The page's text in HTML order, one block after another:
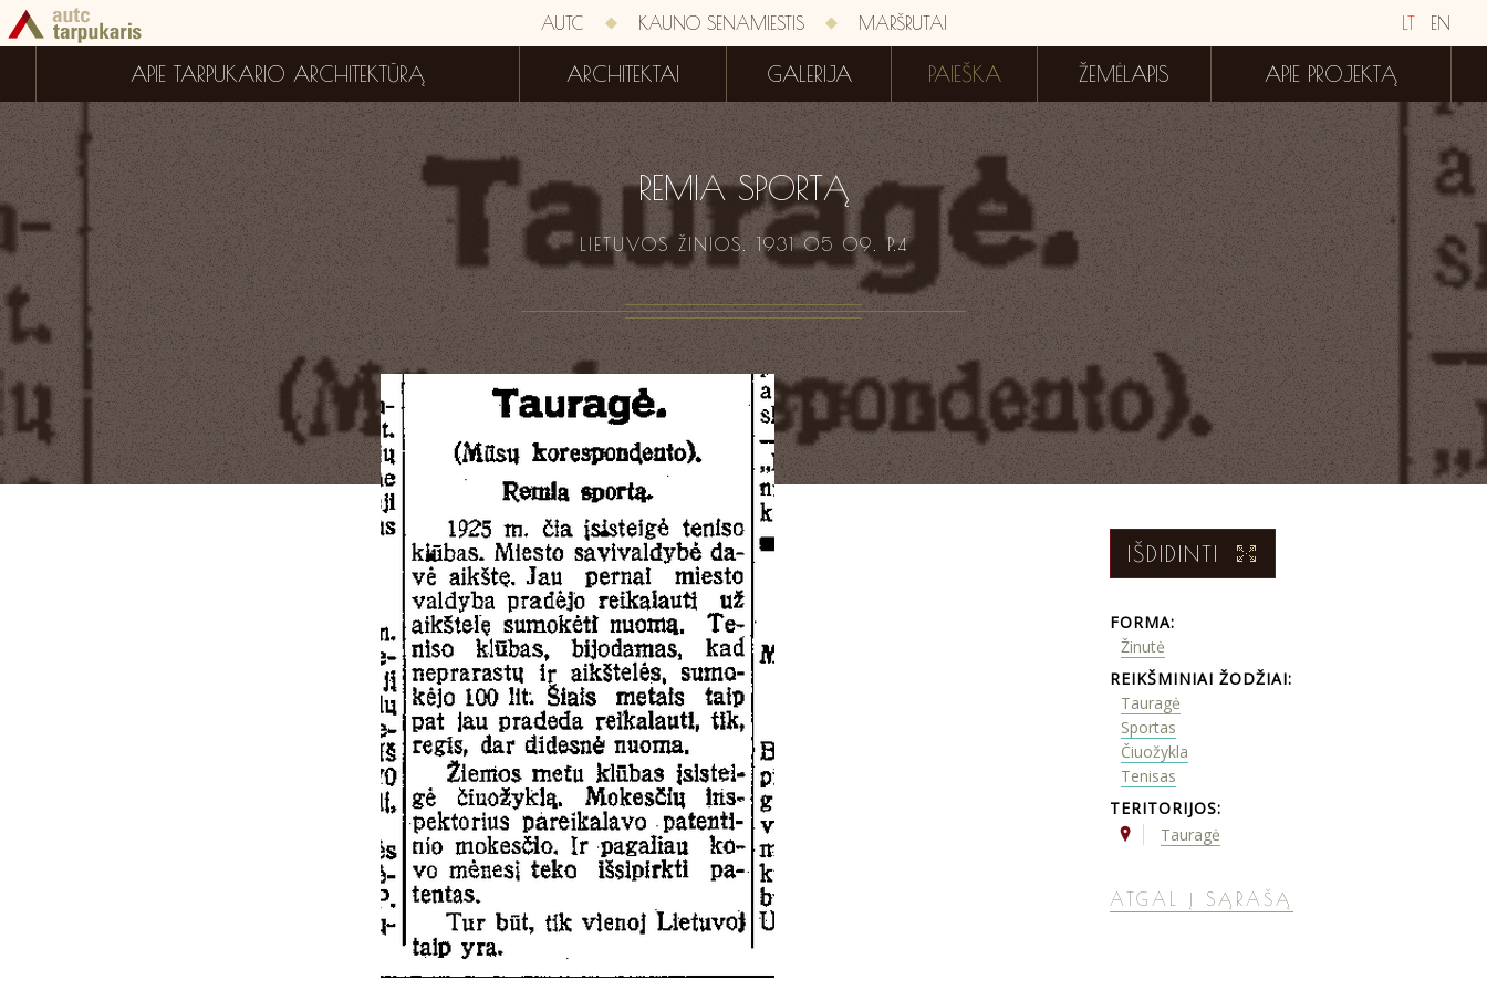
LT EN
AUTC KAUNO SENAMIESTIS MARŠRUTAI
APIE TARPUKARIO ARCHITEKTŪRĄ ARCHITEKTAI GALERIJA PAIEŠKA ŽEMĖLAPIS APIE PROJEKTĄ
REMIA SPORTĄ
LIETUVOS ŽINIOS. 1931 05 09. P.4
IŠDIDINTI
FORMA:
Žinutė
REIKŠMINIAI ŽODŽIAI:
Tauragė
Sportas
Čiuožykla
Tenisas
TERITORIJOS:
Tauragė
ATGAL Į SĄRAŠĄ